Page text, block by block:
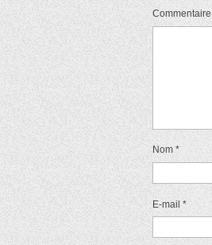
Commentaire
Nom *
E-mail *